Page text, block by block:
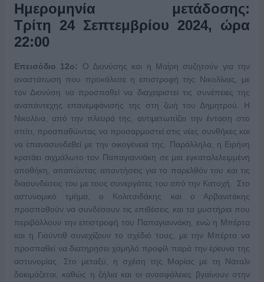
Ημερομηνία μετάδοσης:
Τρίτη 24 Σεπτεμβρίου 2024, ώρα
22:00
Επεισόδιο 12ο: Ο Διονύσης και η Μαίρη συζητούν για την
αναστάτωση που προκάλεσε η επιστροφή της Νικολίνας, με
τον Διονύση να προσπαθεί να διαχειριστεί τις συνέπειες της
αναπάντεχης επανεμφάνισής της στη ζωή του Δημητρού. Η
Νικολίνα, από την πλευρά της, αντιμετωπίζει την ένταση στο
σπίτι, προσπαθώντας να προσαρμοστεί στις νέες συνθήκες και
να επανασυνδεθεί με την οικογένειά της. Παράλληλα, η Ειρήνη
κρατάει αιχμάλωτο τον Παπαγιαννάκη σε μια εγκαταλελειμμένη
αποθήκη, απαιτώντας απαντήσεις για το παρελθόν του και τις
διασυνδέσεις του με τους συνεργάτες του από την Κατοχή. Στο
αστυνομικό τμήμα, ο Κολιτσιδάκης και ο Αρβανιτάκης
προσπαθούν να συνδέσουν τις επιθέσεις και τα μυστήρια που
περιβάλλουν την επιστροφή του Παπαγιαννάκη, ενώ η Μπέρτα
και η Γιούντιθ συνεχίζουν το σχέδιό τους, με την Μπέρτα να
προσπαθεί να διατηρήσει χαμηλό προφίλ παρά την έρευνα της
αστυνομίας. Στο μεταξύ, η σχέση της Μαρίας με τη Νάταλι
δοκιμάζεται, καθώς η ζήλια και οι ανασφάλειες βγαίνουν στην